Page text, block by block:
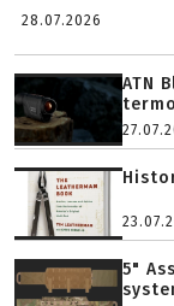
28.07.2026
ATN
5"